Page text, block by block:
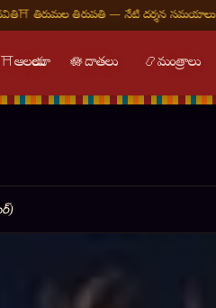
దర్శన సమయాలు🔔 నవరాత్రి — 9 రోజులు 9
⛩ఆలయాలు 🪷దాతలు 📿మంత్రాలు